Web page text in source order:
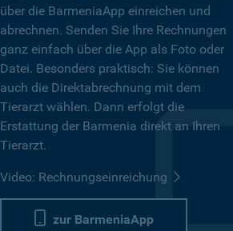
über die BarmeniaApp einreichen und
abrechnen. Senden Sie Ihre Rechnungen
ganz einfach über die App als Foto oder
Datei. Besonders praktisch: Sie können
auch die Direktabrechnung mit dem
Tierarzt wählen. Dann erfolgt die
Erstattung der Barmenia direkt an Ihren
Tierarzt.
Video: Rechnungseinreichung
zur BarmeniaApp